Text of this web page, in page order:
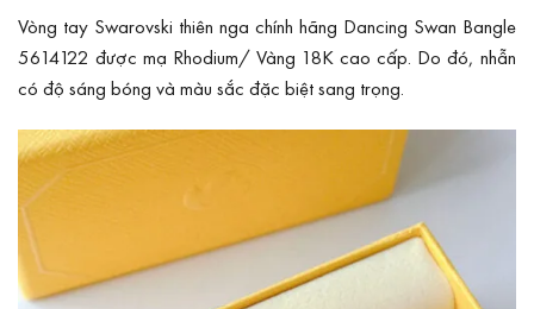
Vòng tay Swarovski thiên nga chính hãng Dancing Swan Bangle
5614122 được mạ Rhodium/ Vàng 18K cao cấp. Do đó, nhẫn
có độ sáng bóng và màu sắc đặc biệt sang trọng.